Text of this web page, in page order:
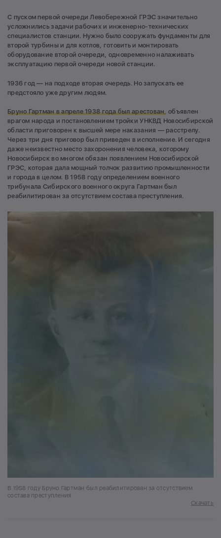
С пуском первой очереди Левобережной ГРЭС значительно
усложнились задачи рабочих и инженерно-технических
специалистов станции. Нужно было сооружать фундаменты для
второй турбины и для котлов, готовить и монтировать
оборудование второй очереди, одновременно налаживать
эксплуатацию первой очереди новой станции.
1936 год — на подходе вторая очередь. Но запускать ее
предстояло уже другим людям.
Бруно Гартман в апреле 1938 года был арестован, объявлен
врагом народа и постановлением тройки УНКВД Новосибирской
области приговорен к высшей мере наказания — расстрелу.
Через три дня приговор был приведен в исполнение. И сегодня
даже неизвестно место захоронения человека, которому
Новосибирск во многом обязан появлением Новосибирской
ГРЭС, которая дала мощный толчок развитию промышленности
и города в целом. В 1958 году определением военного
трибунала Сибирского военного округа Гартман был
реабилитирован за отсутствием состава преступления.
В 1958 году Бруно Гартман был реабилитирован за отсутствием
состава преступления
Скачать